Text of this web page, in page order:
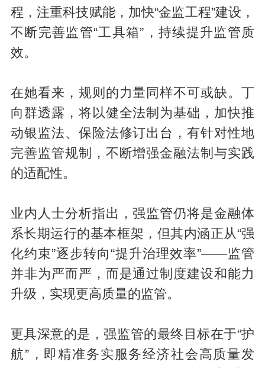
程，注重科技赋能，加快“金监工程”建设，
不断完善监管“工具箱”，持续提升监管质
效。
在她看来，规则的力量同样不可或缺。丁
向群透露，将以健全法制为基础，加快推
动银监法、保险法修订出台，有针对性地
完善监管规制，不断增强金融法制与实践
的适配性。
业内人士分析指出，强监管仍将是金融体
系长期运行的基本框架，但其内涵正从“强
化约束”逐步转向“提升治理效率”——监管
并非为严而严，而是通过制度建设和能力
升级，实现更高质量的监管。
更具深意的是，强监管的最终目标在于“护
航”，即精准务实服务经济社会高质量发